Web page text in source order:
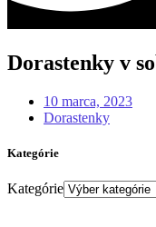
Dorastenky v
10 marca, 2023
Dorastenky
Kategórie
Kategórie